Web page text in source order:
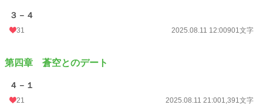
３－４
31 2025.08.11 12:00901文字
第四章 蒼空とのデート
４－１
21 2025.08.11 21:001,391文字